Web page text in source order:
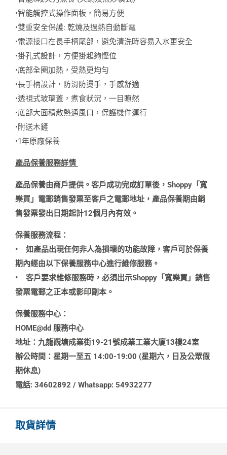
•智能觸控式操作面板，簡易方便
•雙重安全保護: 乾燒及過熱自動斷電
•電源接口在長手柄尾部，避免清洗時容易入水更安全
•掛孔式設計，方便掛起夠慳位
•底部全圈加熱，受熱更均勻
•長手柄設計，防滑防燙手，手感舒適
•透視式玻璃蓋，煮食狀況，一目瞭然
•底部大面積散熱通風口，保護機件運行
•附送木鏟
•1年原廠保養
產品保養服務詳情
產品保養由商戶提供。客戶成功完成訂單後，Shoppy「寬
樂買」電郵銷售發票至客戶之電郵地址，產品保養期由銷
售發票發出日期起計12個月內有效。
保養服務流程：
•
如產品出現任何非人為損壞的功能故障，客戶可於保養
期內經由以下保養服務中心進行維修服務。
•
客戶要求維修服務時，必須出示Shoppy「寬樂買」銷售
發票電郵之正本或影印副本。
保養服務中心：
HOME@dd 服務中心
地址：九龍觀塘成業街19-21號成業工業大廈13樓24室
辦公時間：星期一至五 14:00-19:00 (星期六，日及公眾假
期休息)
電話: 34602892 / Whatsapp: 54932277
取貨詳情